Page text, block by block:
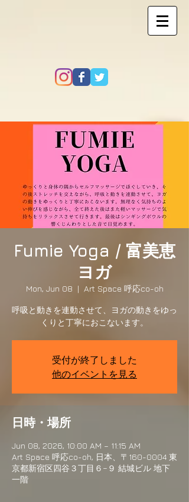
Fumie Yoga / 富美恵
ヨガ
Mon, Jun 08
  |
Art Space 呼応co-oh
呼吸と動きを連動させて、ヨガの動きをゆっ
くりと丁寧におこないます。
受付が終了しました
他のイベントを見る
日時・場所
Jun 08, 2026, 10:00 AM – 11:15 AM
Art Space 呼応co-oh, 日本、〒160-0004 東
京都新宿区四谷３丁目６−９ 結城ビル 地下
一階